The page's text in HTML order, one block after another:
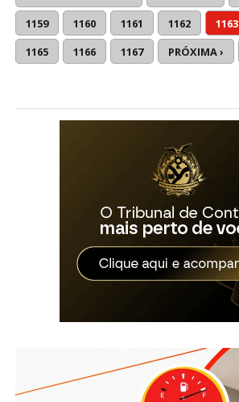
1159
1160 1161 1162 1163
1165
1166 1167 PRÓXIMA ›